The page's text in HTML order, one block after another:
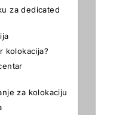
za dedicated
kolokacija?
za kolokaciju